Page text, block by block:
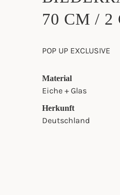
70 CM / 2
POP UP EXCLUSIVE
Material
Eiche + Glas
Herkunft
Deutschland